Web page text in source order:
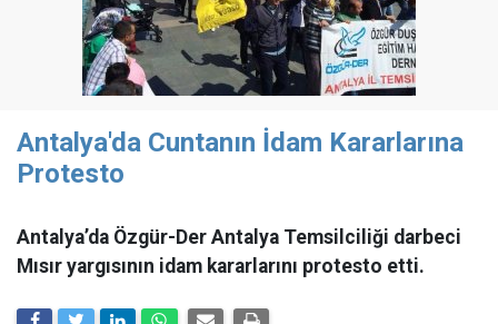
Antalya'da Cuntanın İdam Kararlarına
Protesto
Antalya’da Özgür-Der Antalya Temsilciliği darbeci
Mısır yargısının idam kararlarını protesto etti.